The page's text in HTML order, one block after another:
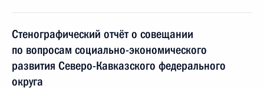
Стенографический отчёт о совещании
по вопросам социально-экономического
развития Северо-Кавказского федерального
округа